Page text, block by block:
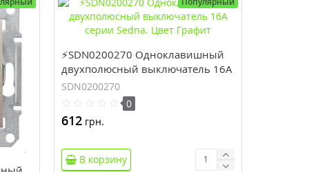
⚡SDN0200270 Одноклавишный
двухполюсный выключатель 16A
серии Sedna. Цвет Графит
SDN0200270
0
612 грн.
В корзину